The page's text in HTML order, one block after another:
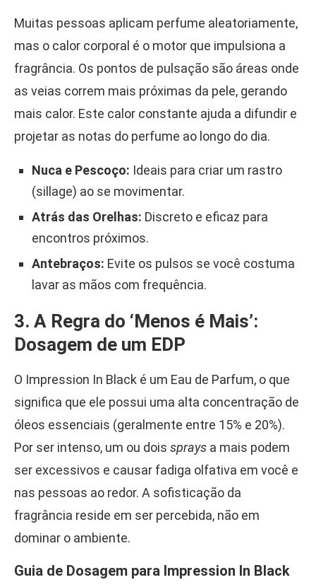
Muitas pessoas aplicam perfume aleatoriamente,
mas o calor corporal é o motor que impulsiona a
fragrância. Os pontos de pulsação são áreas onde
as veias correm mais próximas da pele, gerando
mais calor. Este calor constante ajuda a difundir e
projetar as notas do perfume ao longo do dia.
Nuca e Pescoço: Ideais para criar um rastro
(sillage) ao se movimentar.
Atrás das Orelhas: Discreto e eficaz para
encontros próximos.
Antebraços: Evite os pulsos se você costuma
lavar as mãos com frequência.
3. A Regra do ‘Menos é Mais’:
Dosagem de um EDP
O Impression In Black é um Eau de Parfum, o que
significa que ele possui uma alta concentração de
óleos essenciais (geralmente entre 15% e 20%).
Por ser intenso, um ou dois sprays a mais podem
ser excessivos e causar fadiga olfativa em você e
nas pessoas ao redor. A sofisticação da
fragrância reside em ser percebida, não em
dominar o ambiente.
Guia de Dosagem para Impression In Black